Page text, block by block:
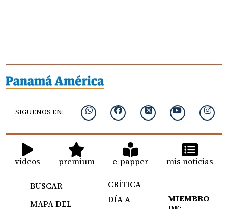
SIGUENOS EN:
videos premium e-papper mis noticias
BUSCAR
MAPA DEL
CRÍTICA
DÍA A
MIEMBRO